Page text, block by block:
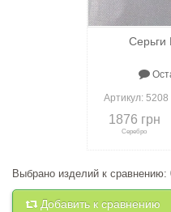
Серьги
Артикул: 5208
1876 грн
Серебро
+к
Выбрано изделий к сравнению:
Добавить к сравнению